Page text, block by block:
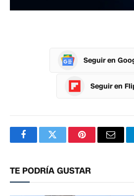
Seguir en
Seguir en
FacebookTwitterPinterest
TE PODRÍA GUSTAR